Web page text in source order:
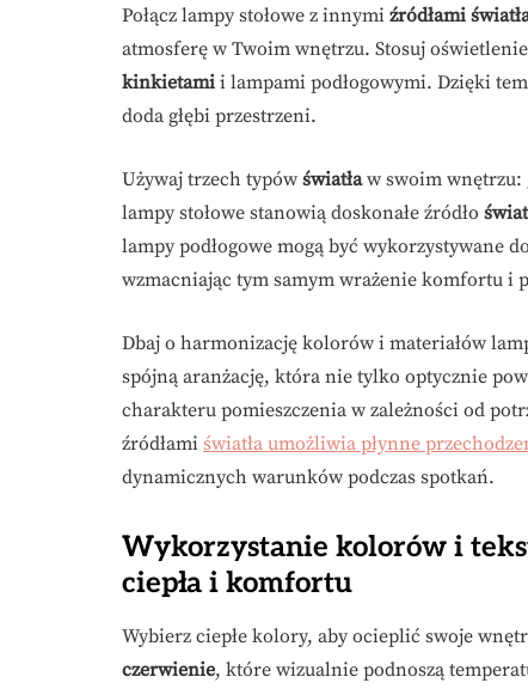
Połącz lampy stołowe z innymi źródłami
atmosferę w Twoim wnętrzu. Stosuj
kinkietami i lampami podłogowymi. Dzięki
doda głębi przestrzeni.
Używaj trzech typów światław swoim wnętrzu:
lampy stołowe stanowią doskonałe źródło
lampy podłogowe mogą być wykorzystywane
wzmacniając tym samym wrażenie komfortu i
Dbaj o harmonizację kolorów i materiałów
spójną aranżację, która nie tylko optycznie
charakteru pomieszczenia w zależności od
źródłami światła umożliwia płynne
dynamicznych warunków podczas spotkań.
Wykorzystanie kolorów i
ciepła i komfortu
Wybierz ciepłe kolory, aby ocieplić swoje
czerwienie, które wizualnie podnoszą